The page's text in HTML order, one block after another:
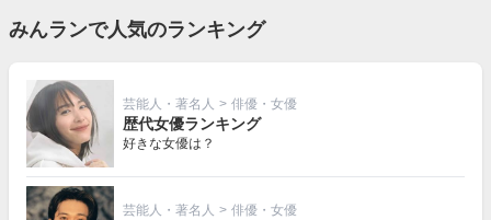
みんランで人気のランキング
芸能人・著名人 > 俳優・女優
歴代女優ランキング
好きな女優は？
芸能人・著名人 > 俳優・女優